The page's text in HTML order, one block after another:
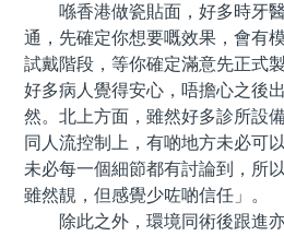
喺香港做瓷貼面，好多時牙醫
通，先確定你想要嘅效果，會有
試戴階段，等你確定滿意先正式
好多病人覺得安心，唔擔心之後
然。北上方面，雖然好多診所設
同人流控制上，有啲地方未必可
未必每一個細節都有討論到，所
雖然靚，但感覺少咗啲信任」。
除此之外，環境同術後跟進亦